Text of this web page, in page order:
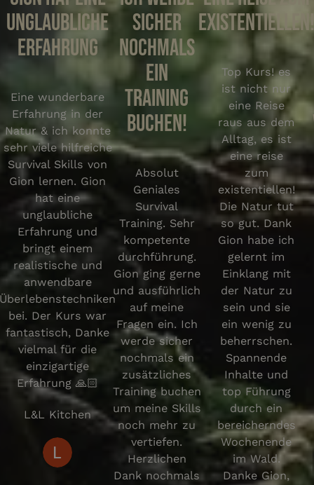
unglaubliche
Erfahrung
Eine wunderbare
Erfahrung in der
Natur & ich konnte
sehr viele hilfreiche
Survival Skills von
Gion lernen. Gion
hat eine
unglaubliche
Erfahrung und
bringt einem
realistische und
anwendbare
Überlebenstechniken
bei. Der Kurs war
fantastisch, Danke
vielmal für die
einzigartige
Erfahrung 🙏🏻
L&L Kitchen
sicher
nochmals
ein
Training
buchen!
Absolut
Geniales
Survival
Training. Sehr
kompetente
durchführung.
Gion ging gerne
und ausführlich
auf meine
Fragen ein. Ich
werde sicher
nochmals ein
zusätzliches
Training buchen
um meine Skills
noch mehr zu
vertiefen.
Herzlichen
Dank nochmals
existentiellen!
Top Kurs! es
ist nicht nur
eine Reise
raus aus dem
Alltag, es ist
eine reise
zum
existentiellen!
Die Natur tut
so gut. Dank
Gion habe ich
gelernt im
Einklang mit
der Natur zu
sein und sie
ein wenig zu
beherrschen.
Spannende
Inhalte und
top Führung
durch ein
bereicherndes
Wochenende
im Wald.
Danke Gion,